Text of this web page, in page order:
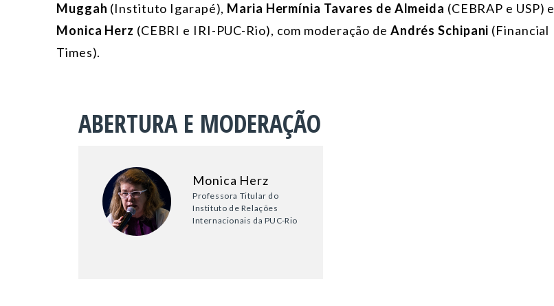
Muggah (Instituto Igarapé), Maria Hermínia Tavares de Almeida (CEBRAP e USP) e
Monica Herz (CEBRI e IRI-PUC-Rio), com moderação de Andrés Schipani (Financial
Times).
ABERTURA E MODERAÇÃO
Monica Herz
Professora Titular do
Instituto de Relações
Internacionais da PUC-Rio